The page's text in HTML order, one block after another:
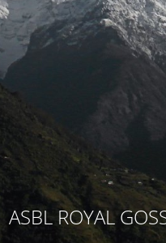
ASBL ROYAL